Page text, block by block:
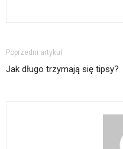
Poprzedni artykuł
Jak długo trzymają się tipsy?